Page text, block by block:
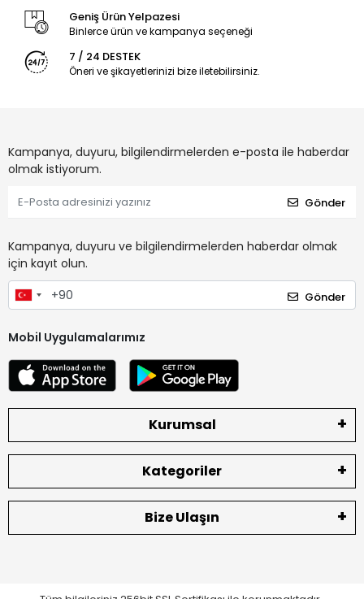
Geniş Ürün Yelpazesi
Binlerce ürün ve kampanya seçeneği
7 / 24 DESTEK
Öneri ve şikayetlerinizi bize iletebilirsiniz.
Kampanya, duyuru, bilgilendirmelerden e-posta ile haberdar
olmak istiyorum.
Gönder
Kampanya, duyuru ve bilgilendirmelerden haberdar olmak
için kayıt olun.
Gönder
Mobil Uygulamalarımız
Kurumsal
Kategoriler
Bize Ulaşın